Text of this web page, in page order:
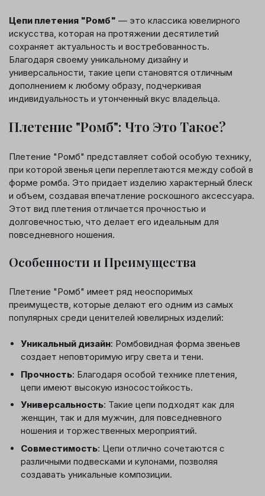
Цепи плетения "Ромб" — это классика ювелирного
искусства, которая на протяжении десятилетий
сохраняет актуальность и востребованность.
Благодаря своему уникальному дизайну и
универсальности, такие цепи становятся отличным
дополнением к любому образу, подчеркивая
индивидуальность и утонченный вкус владельца.
Плетение "Ромб": Что Это Такое?
Плетение "Ромб" представляет собой особую технику,
при которой звенья цепи переплетаются между собой в
форме ромба. Это придает изделию характерный блеск
и объем, создавая впечатление роскошного аксессуара.
Этот вид плетения отличается прочностью и
долговечностью, что делает его идеальным для
повседневного ношения.
Особенности и Преимущества
Плетение "Ромб" имеет ряд неоспоримых
преимуществ, которые делают его одним из самых
популярных среди ценителей ювелирных изделий:
Уникальный дизайн: Ромбовидная форма звеньев
создает неповторимую игру света и тени.
Прочность: Благодаря особой технике плетения,
цепи имеют высокую износостойкость.
Универсальность: Такие цепи подходят как для
женщин, так и для мужчин, для повседневного
ношения и торжественных мероприятий.
Совместимость: Цепи отлично сочетаются с
различными подвесками и кулонами, позволяя
создавать уникальные композиции.